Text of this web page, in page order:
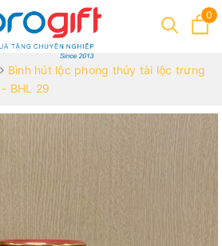
0
Bình hút lộc phong thủy tài lộc trưng
BHL 29